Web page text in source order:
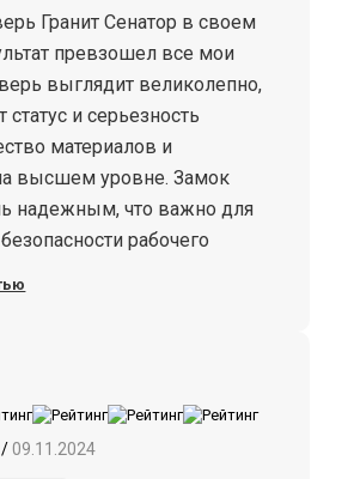
Гранит Сенатор в своем
превзошел все мои
выглядит великолепно,
статус и серьезность
материалов и
высшем уровне. Замок
надежным, что важно для
рабочего
дверь Гранит
кто ценит качество и стиль!
/09.11.2024